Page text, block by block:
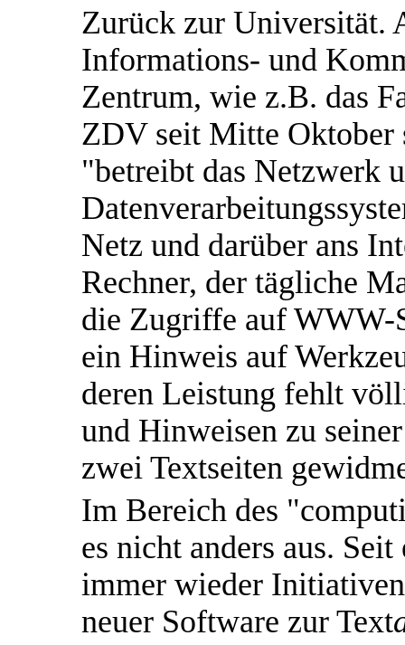
Zurück zur Universität.
Informations- und
Zentrum, wie z.B. das
ZDV seit Mitte Oktober
"betreibt das Netzwerk
Netz und darüber ans
Rechner, der tägliche
die Zugriffe auf WWW-
ein Hinweis auf
deren Leistung fehlt
und Hinweisen zu
zwei Textseiten
Im Bereich des
es nicht anders aus.
immer wieder
neuer Software zur Text